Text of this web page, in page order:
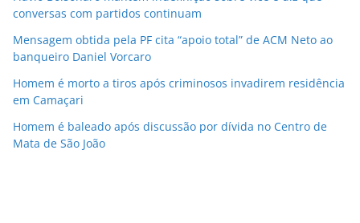
conversas com partidos continuam
Mensagem obtida pela PF cita “apoio total” de ACM Neto ao
banqueiro Daniel Vorcaro
Homem é morto a tiros após criminosos invadirem residência
em Camaçari
Homem é baleado após discussão por dívida no Centro de
Mata de São João